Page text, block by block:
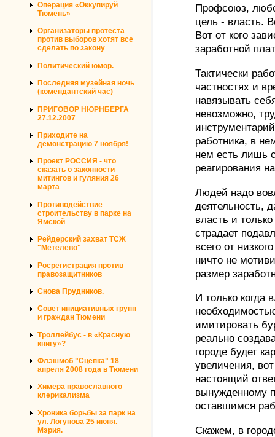
Операция «Оккупируй
Тюмень»
Организаторы протеста
против выборов хотят все
сделать по закону
Политический юмор.
Последняя музейная ночь
(комендантский час)
ПРИГОВОР НЮРНБЕРГА
27.12.2007
Приходите на
демонстрацию 7 ноября!
Проект РОССИЯ - что
сказать о законности
митингов и гуляния 26
марта
Противодействие
строительству в парке на
Ямской
Рейдерский захват ТСЖ
"Метелево"
Росрегистрация против
правозащитников
Снова Прудников.
Совет инициативных групп
и граждан Тюмени
Троллейбус - в «Красную
книгу»?
Флэшмоб "Сцепка" 18
апреля 2008 года в Тюмени
Химера православного
клерикализма
Хроника борьбы за парк на
ул. Логунова 25 июня.
Мэрия.
Профсоюз,
цель - власть.
Вот от кого
заработной
Тактически
частностях и
навязывать
невозможно,
работника, в
нем есть лишь
реагирования
Людей надо
деятельность,
власть и
страдает
всего от
ничто не
размер
И только когда
имитировать
реально
городе будет
увеличения,
настоящий
вынужденному
оставшимся
Скажем, в